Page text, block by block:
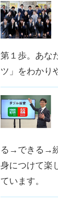
第１歩。あな
ツ」をわかり
る→できる→
身につけて楽
ています。